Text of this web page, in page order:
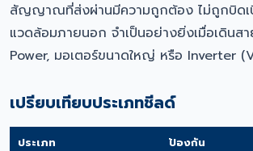
สัญญาณที่ส่งผ่านมีความถูกต้อง ไม่ถูกบิดเ
แวดล้อมภายนอก จำเป็นอย่างยิ่งเมื่อเดินส
Power, มอเตอร์ขนาดใหญ่ หรือ Inverter
เปรียบเทียบประเภทชีลด์
ประเภท ป้องกัน